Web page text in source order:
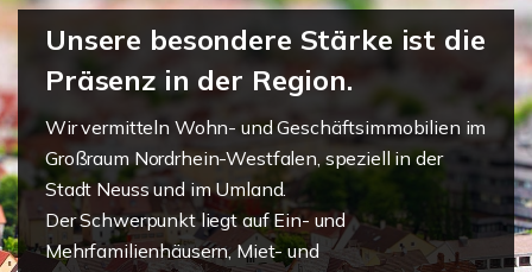
Unsere besondere Stärke ist die
Präsenz in der Region.
Wir vermitteln Wohn- und Geschäftsimmobilien im
Großraum Nordrhein-Westfalen, speziell in der
Stadt Neuss und im Umland.
Der Schwerpunkt liegt auf Ein- und
Mehrfamilienhäusern, Miet- und